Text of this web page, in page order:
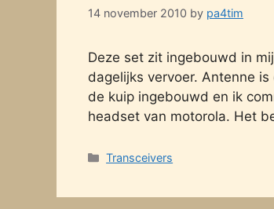
14 november 2010 by pa4tim
Deze set zit ingebouwd in
dagelijks vervoer. Antenne
de kuip ingebouwd en ik
headset van motorola. Het
Categories
Transceivers